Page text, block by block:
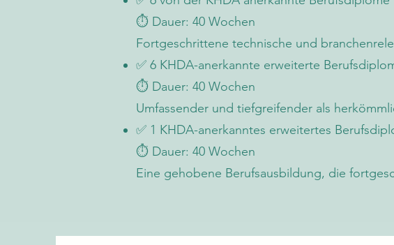
⏱️ Dauer: 40 Wochen
Fortgeschrittene technische und
✅ 6 KHDA-anerkannte erweiterte
⏱️ Dauer: 40 Wochen
Umfassender und tiefgreifender als
✅ 1 KHDA-anerkanntes erweitertes
⏱️ Dauer: 40 Wochen
Eine gehobene Berufsausbildung, die